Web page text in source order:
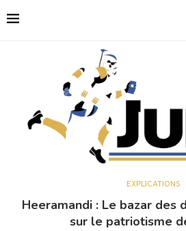
EXPLICATIONS
Heeramandi : Le bazar des
sur le patriotisme